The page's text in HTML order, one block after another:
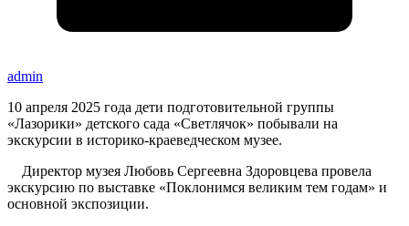
admin
10 апреля 2025 года дети подготовительной группы
«Лазорики» детского сада «Светлячок» побывали на
экскурсии в историко-краеведческом музее.
Директор музея Любовь Сергеевна Здоровцева провела
экскурсию по выставке «Поклонимся великим тем годам» и
основной экспозиции.